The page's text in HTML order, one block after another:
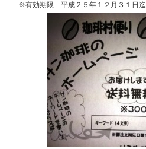
※有効期限 平成２５年１２月３１日迄